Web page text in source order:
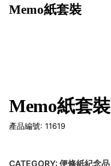
Memo紙套裝
Memo紙套裝
產品編號: 11619
CATEGORY: 便條紙紀念品